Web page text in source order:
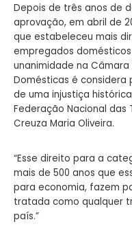
Depois de três anos de
aprovação, em abril de
que estabeleceu mais
empregados
unanimidade na Câmara
Domésticas é
de uma injustiça
Federação Nacional das
Creuza Maria Oliveira.
“Esse direito para a
mais de 500 anos que
para economia, fazem
tratada como qualquer
país.”